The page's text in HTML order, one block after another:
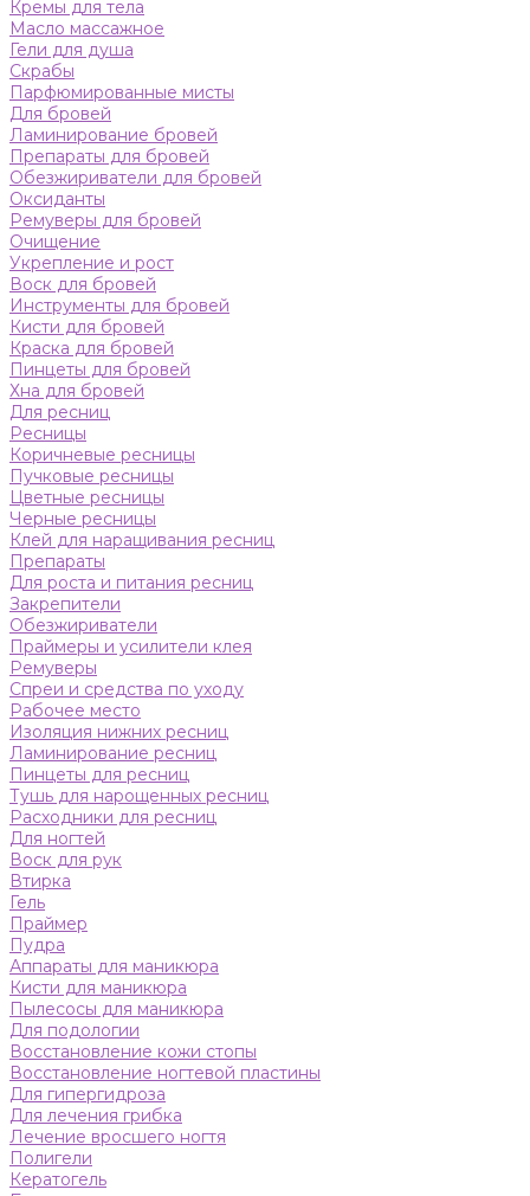
Кремы для тела
Масло массажное
Гели для душа
Скрабы
Парфюмированные мисты
Для бровей
Ламинирование бровей
Препараты для бровей
Обезжириватели для бровей
Оксиданты
Ремуверы для бровей
Очищение
Укрепление и рост
Воск для бровей
Инструменты для бровей
Кисти для бровей
Краска для бровей
Пинцеты для бровей
Хна для бровей
Для ресниц
Ресницы
Коричневые ресницы
Пучковые ресницы
Цветные ресницы
Черные ресницы
Клей для наращивания ресниц
Препараты
Для роста и питания ресниц
Закрепители
Обезжириватели
Праймеры и усилители клея
Ремуверы
Спреи и средства по уходу
Рабочее место
Изоляция нижних ресниц
Ламинирование ресниц
Пинцеты для ресниц
Тушь для нарощенных ресниц
Расходники для ресниц
Для ногтей
Воск для рук
Втирка
Гель
Праймер
Пудра
Аппараты для маникюра
Кисти для маникюра
Пылесосы для маникюра
Для подологии
Восстановление кожи стопы
Восстановление ногтевой пластины
Для гипергидроза
Для лечения грибка
Лечение вросшего ногтя
Полигели
Кератогель